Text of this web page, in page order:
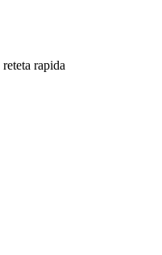
rapida